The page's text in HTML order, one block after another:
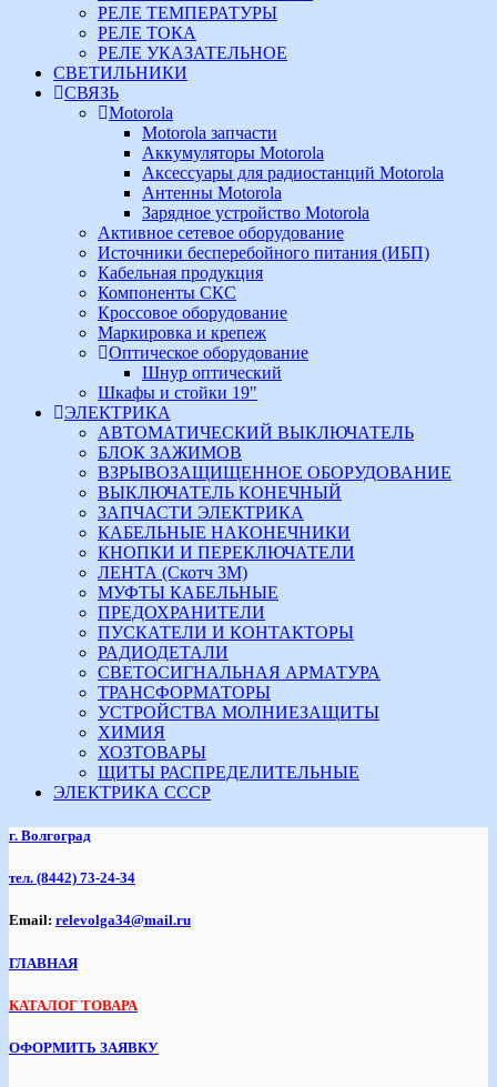
РЕЛЕ ТЕМПЕРАТУРЫ
РЕЛЕ ТОКА
РЕЛЕ УКАЗАТЕЛЬНОЕ
СВЕТИЛЬНИКИ
СВЯЗЬ
Motorola
Motorola запчасти
Аккумуляторы Motorola
Аксессуары для радиостанций Motorola
Антенны Motorola
Зарядное устройство Motorola
Активное сетевое оборудование
Источники бесперебойного питания (ИБП)
Кабельная продукция
Компоненты СКС
Кроссовое оборудование
Маркировка и крепеж
Оптическое оборудование
Шнур оптический
Шкафы и стойки 19"
ЭЛЕКТРИКА
АВТОМАТИЧЕСКИЙ ВЫКЛЮЧАТЕЛЬ
БЛОК ЗАЖИМОВ
ВЗРЫВОЗАЩИЩЕННОЕ ОБОРУДОВАНИЕ
ВЫКЛЮЧАТЕЛЬ КОНЕЧНЫЙ
ЗАПЧАСТИ ЭЛЕКТРИКА
КАБЕЛЬНЫЕ НАКОНЕЧНИКИ
КНОПКИ И ПЕРЕКЛЮЧАТЕЛИ
ЛЕНТА (Скотч 3М)
МУФТЫ КАБЕЛЬНЫЕ
ПРЕДОХРАНИТЕЛИ
ПУСКАТЕЛИ И КОНТАКТОРЫ
РАДИОДЕТАЛИ
СВЕТОСИГНАЛЬНАЯ АРМАТУРА
ТРАНСФОРМАТОРЫ
УСТРОЙСТВА МОЛНИЕЗАЩИТЫ
ХИМИЯ
ХОЗТОВАРЫ
ЩИТЫ РАСПРЕДЕЛИТЕЛЬНЫЕ
ЭЛЕКТРИКА СССР
г. Волгоград
тел. (8442) 73-24-34
Email: relevolga34@mail.ru
ГЛАВНАЯ
КАТАЛОГ ТОВАРА
ОФОРМИТЬ ЗАЯВКУ